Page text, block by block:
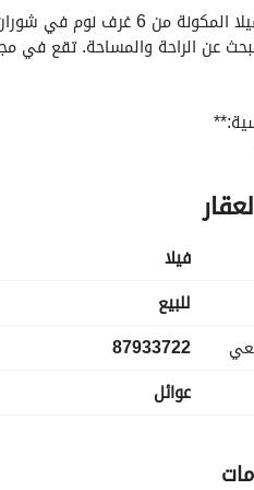
مما يتيح لك تخصيص المساحة
فیلا
للبيع
87933722
عوائل